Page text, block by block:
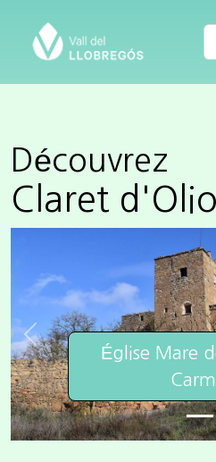
Découvrez
Claret
Église Mare
Previous